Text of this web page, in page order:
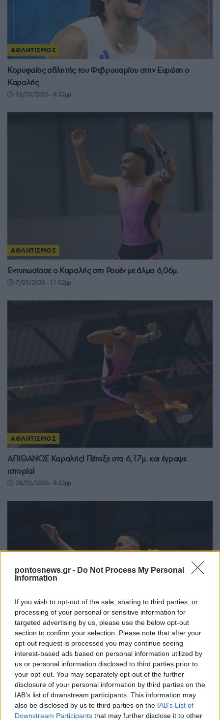
pontosnews.gr - Do Not Process My Personal
Information
If you wish to opt-out of the sale, sharing to third parties, or
processing of your personal or sensitive information for
targeted advertising by us, please use the below opt-out
section to confirm your selection. Please note that after your
opt-out request is processed you may continue seeing
interest-based ads based on personal information utilized by
us or personal information disclosed to third parties prior to
your opt-out. You may separately opt-out of the further
disclosure of your personal information by third parties on the
IAB’s list of downstream participants. This information may
also be disclosed by us to third parties on the IAB’s List of
Downstream Participants that may further disclose it to other
ΑΘΛΗΤΙΣΜΟΣ
Κορυφαίος αθλητής του Φεβρουαρίου στην Ευρώπη ο
Καραλής
12/03/2026 - 8:32μμ
ΑΘΛΗΤΙΣΜΟΣ
Εντυπωσίασε ο Καραλής στη Ρουέν με άλμα 6,06μ.
7/03/2026 - 11:02μμ
ΑΘΛΗΤΙΣΜΟΣ
ΑΠΙΘΑΝΟΣ Καραλής! Πέταξε στα 6,17μ. και έγραψε
ιστορία!
28/02/2026 - 8:53μμ
Fly Athens Indoor: Μεγάλο άλμα ο Καραλής που αποθεώθηκε
στην Παιανία
7/02/2026 - 11:16μμ